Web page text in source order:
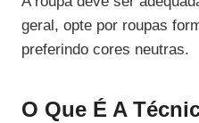
geral, opte por roupas
preferindo cores neutras.
O Que É A